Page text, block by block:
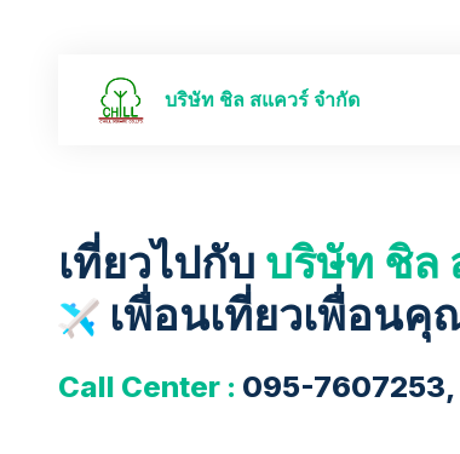
บริษัท ชิล สแควร์ จำกัด
เที่ยวไปกับ บริษัท ชิล
เพื่อนเที่ยวเพื่อนคุ
Call Center : 095-